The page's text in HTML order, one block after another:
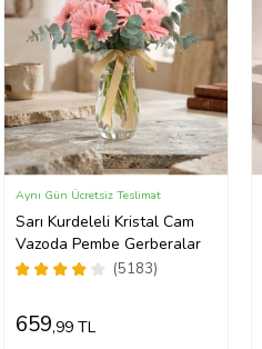
Sarı Kurdeleli Kristal Cam
Vazoda Pembe Gerberalar
(5183)
Aynı Gün Ücretsiz Teslimat
659,99 TL